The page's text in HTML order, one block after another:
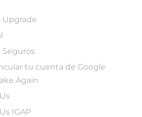
Upgrade
Seguros
tu cuenta de Google
Again
IGAP